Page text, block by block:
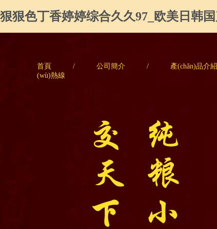
狠狠色丁香婷婷综合久久97_欧美日韩
首頁 / 公司簡介 / 產(chǎn)品介紹
(wù)熱線